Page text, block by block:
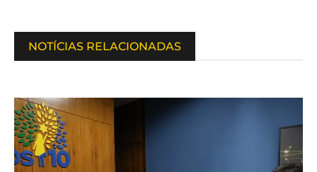
NOTÍCIAS RELACIONADAS